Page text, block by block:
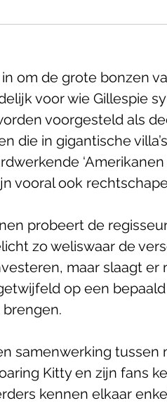
om de grote bonzen
voor wie Gillespie
voorgesteld als
die in gigantische
‘Amerikanen
vooral ook
probeert de
zo weliswaar de
maar slaagt er
op een
samenwerking tussen
Kitty en zijn fans
kennen elkaar